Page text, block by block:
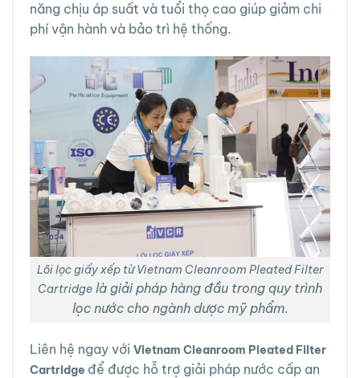
năng chịu áp suất và tuổi thọ cao giúp giảm chi
phí vận hành và bảo trì hệ thống.
Lõi lọc giấy xếp từ Vietnam Cleanroom Pleated Filter
Cartridge là giải pháp hàng đầu trong quy trình
lọc nước cho ngành dược mỹ phẩm.
Liên hệ ngay với Vietnam Cleanroom Pleated Filter
Cartridge để được hỗ trợ giải pháp nước cấp an